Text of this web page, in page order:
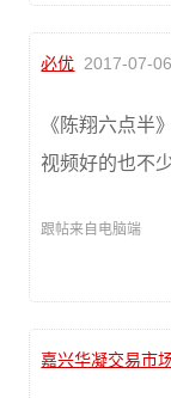
必优 2017-07-
《陈翔六点半
视频好的也不
跟帖来自电脑端
嘉兴华凝交易市